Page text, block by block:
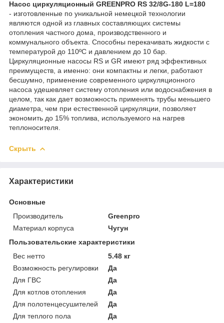
Насос циркуляционный GREENPRO RS 32/8G-180 L=180
- изготовленные по уникальной немецкой технологии
являются одной из главных составляющих системы
отопления частного дома, производственного и
коммунального объекта. Способны перекачивать жидкости с
температурой до 110ºС и давлением до 10 бар.
Циркуляционные насосы RS и GR имеют ряд эффективных
преимуществ, а именно: они компактны и легки, работают
бесшумно, применение современного циркуляционного
насоса удешевляет систему отопления или водоснабжения в
целом, так как дает возможность применять трубы меньшего
диаметра, чем при естественной циркуляции, позволяет
экономить до 15% топлива, используемого на нагрев
теплоносителя.
Скрыть
Характеристики
Основные
Производитель
Greenpro
Материал корпуса
Чугун
Пользовательские характеристики
Вес нетто
5.48 кг
Возможность регулировки
Да
Для ГВС
Да
Для котлов отопления
Да
Для полотенцесушителей
Да
Для теплого пола
Да